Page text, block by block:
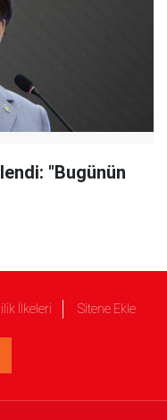
"Bugünün
İlkeleri Sitene Ekle